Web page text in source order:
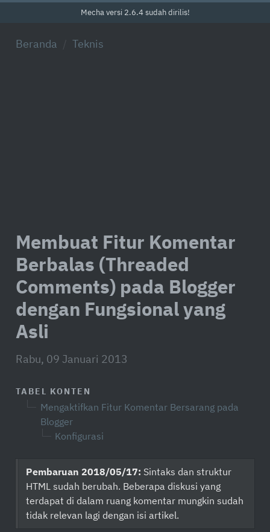
Mecha versi 2.6.4 sudah dirilis!
Beranda Teknis
Membuat Fitur Komentar
Berbalas (Threaded
Comments) pada Blogger
dengan Fungsional yang
Asli
Rabu, 09 Januari 2013
TABEL KONTEN
Mengaktifkan Fitur Komentar Bersarang pada
Blogger
Konfigurasi
Pembaruan 2018/05/17: Sintaks dan struktur
HTML sudah berubah. Beberapa diskusi yang
terdapat di dalam ruang komentar mungkin sudah
tidak relevan lagi dengan isi artikel.